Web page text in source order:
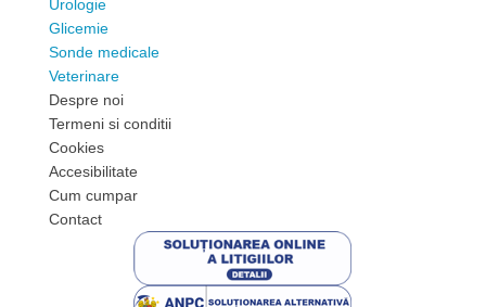
Urologie
Glicemie
Sonde medicale
Veterinare
Despre noi
Termeni si conditii
Cookies
Accesibilitate
Cum cumpar
Contact